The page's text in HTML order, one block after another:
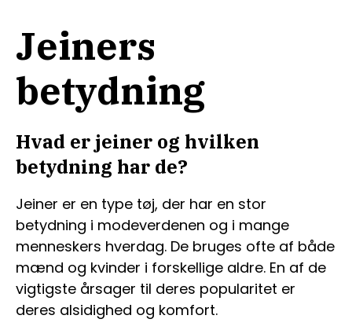
Jeiners
betydning
Hvad er jeiner og hvilken
betydning har de?
Jeiner er en type tøj, der har en stor
betydning i modeverdenen og i mange
menneskers hverdag. De bruges ofte af både
mænd og kvinder i forskellige aldre. En af de
vigtigste årsager til deres popularitet er
deres alsidighed og komfort.